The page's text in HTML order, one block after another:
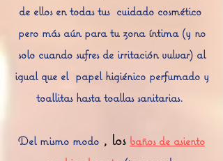
de ellos en todas tus cuidado cosmético
pero más aún para tu zona íntima (y no
solo cuando sufres de irritación vulvar) al
igual que el papel higiénico perfumado y
toallitas hasta toallas sanitarias.
Del mismo modo , los baños de asiento